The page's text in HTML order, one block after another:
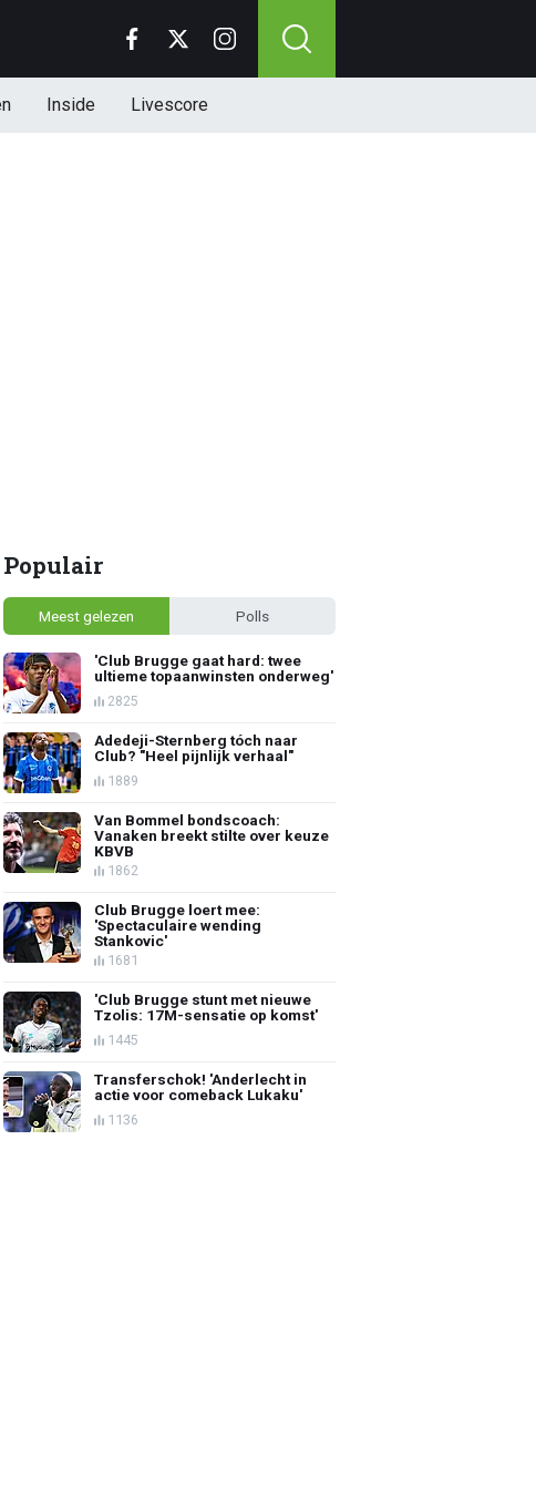
Inside Livescore
Populair
Meest gelezen Polls
'Club Brugge gaat hard: twee
ultieme topaanwinsten onderweg'
2825
Adedeji-Sternberg tóch naar
Club? "Heel pijnlijk verhaal"
1889
Van Bommel bondscoach:
Vanaken breekt stilte over keuze
KBVB
1862
Club Brugge loert mee:
'Spectaculaire wending
Stankovic'
1681
'Club Brugge stunt met nieuwe
Tzolis: 17M-sensatie op komst'
1445
Transferschok! 'Anderlecht in
actie voor comeback Lukaku'
1136